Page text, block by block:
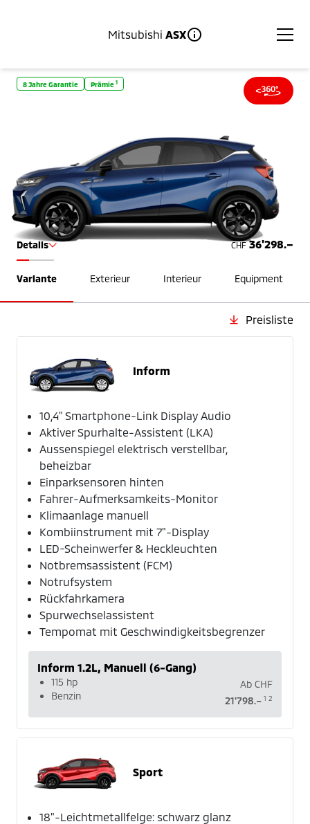
Mitsubishi ASX
8 Jahre Garantie Prämie 1
CHF 36'298.–
Details
Variante Exterieur Interieur Equipment
Preisliste
Inform
10,4" Smartphone-Link Display Audio
Aktiver Spurhalte-Assistent (LKA)
Aussenspiegel elektrisch verstellbar,
beheizbar
Einparksensoren hinten
Fahrer-Aufmerksamkeits-Monitor
Klimaanlage manuell
Kombiinstrument mit 7"-Display
LED-Scheinwerfer & Heckleuchten
Notbremsassistent (FCM)
Notrufsystem
Rückfahrkamera
Spurwechselassistent
Tempomat mit Geschwindigkeitsbegrenzer
Inform 1.2L, Manuell (6-Gang)
115 hp
Benzin
Ab CHF
21'798.– 1 2
Sport
18"-Leichtmetallfelge: schwarz glanz